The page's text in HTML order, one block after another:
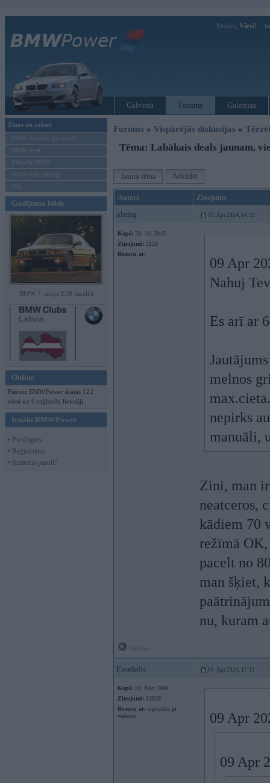
Sveiks, Viesi!
Galvenā Forums Galerijas
Ziņas un raksti
BMW modeļu jaunumi
BMW testi
Mēneša BMW
Sērijveida tūnings
Vel...
Gadījuma bilde
BMW 7. sērija E38 facelift
Online
Pašreiz BMWPower skatās 122
viesi un 0 reģistrēti lietotāji.
Ienākt BMWPower
• Pieslēgties
• Reģistrēties
• Aizmirsi paroli?
Forums » Vispārējās diskusijas »
Tēma: Labākais deals jaunam,
Jauna tēma Atbildēt
Autors Ziņojums
alnisg 09. Apr 2024, 14:39
Kopš: 29. Jul 2015
Ziņojumi: 2120
Braucu ar:
09 Apr
Nahuj
Es arī ar
melnos
nepirks
manuāli,
Zini, man
neatceros,
kādiem 70
režīmā
pacelt no
man šķiet,
nu, kuram
Fandulis 09. Apr 2024, 17:12
Kopš: 29. Nov 2004
Ziņojumi: 13928
Braucu ar: sipisnīku pi
vuškom
09 Apr
09 Apr